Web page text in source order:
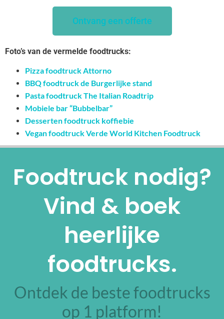
Ontvang een offerte
Foto’s van de vermelde foodtrucks:
Pizza foodtruck Attorno
BBQ foodtruck de Burgerlijke stand
Pasta foodtruck The Italian Roadtrip
Mobiele bar “Bubbelbar”
Desserten foodtruck koffiebie
Vegan foodtruck Verde World Kitchen Foodtruck
Foodtruck nodig?
Vind & boek
heerlijke
foodtrucks.
Ontdek de beste foodtrucks
op 1 platform!